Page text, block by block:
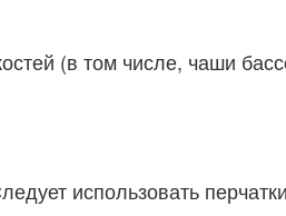
(в том числе, чаши
использовать